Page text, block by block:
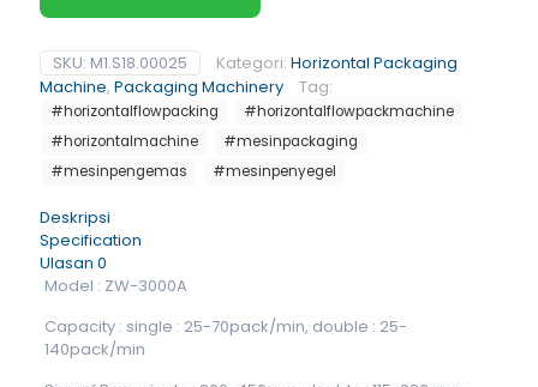
SKU: M1.S18.00025 Kategori: Horizontal Packaging
Machine, Packaging Machinery Tag:
#horizontalflowpacking
#horizontalflowpackmachine
#horizontalmachine
#mesinpackaging
#mesinpengemas
#mesinpenyegel
Deskripsi
Specification
Ulasan 0
Model : ZW-3000A
Capacity : single : 25-70pack/min, double : 25-
140pack/min